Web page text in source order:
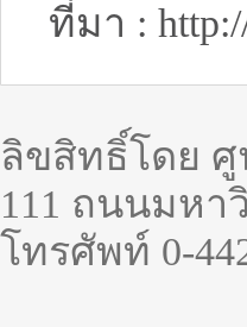
ที่มา : http://
ลิขสิทธิ์โดย
111 ถนนมหา
โทรศัพท์ 0-